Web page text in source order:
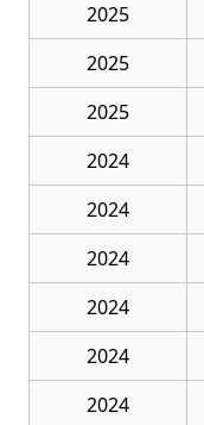
2025
2025
2025
2024
2024
2024
2024
2024
2024